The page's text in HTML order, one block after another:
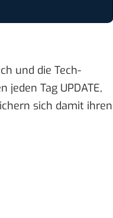
und die Tech-
Tag UPDATE,
sich damit ihren